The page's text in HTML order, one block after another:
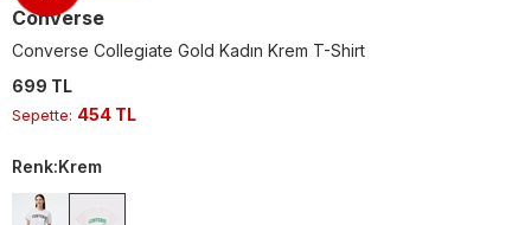
Converse
Converse Collegiate Gold Kadın Krem T-Shirt
699 TL
Sepette: 454 TL
Renk:Krem